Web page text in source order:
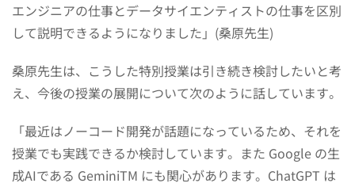
エンジニアの仕事とデータサイエンティストの仕事を区別
して説明できるようになりました」(桑原先生)
桑原先生は、こうした特別授業は引き続き検討したいと考
え、今後の授業の展開について次のように話しています。
「最近はノーコード開発が話題になっているため、それを
授業でも実践できるか検討しています。また Google の生
成AIである GeminiTM にも関心があります。ChatGPT は